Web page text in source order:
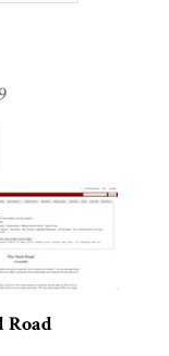
Road